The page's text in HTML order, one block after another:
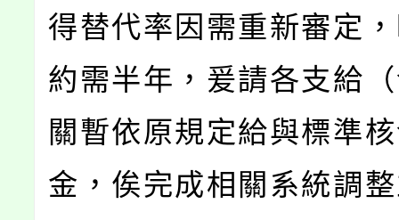
得替代率因需重新審定
約需半年，爰請各支給
關暫依原規定給與標準
金，俟完成相關系統調